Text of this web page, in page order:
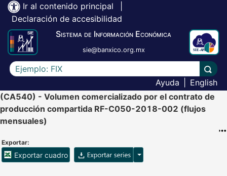
Ir al contenido principal
Declaración de accesibilidad
Sistema de Información Económica
sie@banxico.org.mx
Escriba el texto a buscar
Ayuda
English
(CA540) - Volumen comercializado por el contrato de
producción compartida RF-C050-2018-002 (flujos
mensuales)
Exportar:
Exportar cuadro Opciones para exportar